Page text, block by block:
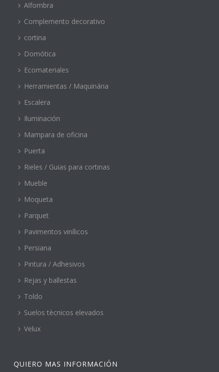
Alfombra
Complemento decorativo
cortina
Domótica
Ecomateriales
Herramientas / Maquinária
Escalera
Iluminación
Mampara de oficina
Puerta
Rieles / Guias para cortinas
Mueble
Moqueta
Parquet
Pavimentos vinílicos
Persiana
Pintura / Adhesivos
Rejas y ballestas
Toldo
Suelos tècnicos elevados
Velux
QUIERO MAS INFORMACIÓN